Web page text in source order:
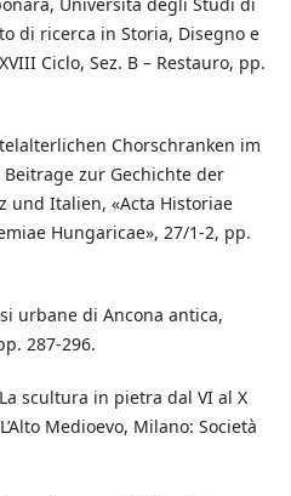
di ricerca in Storia, Disegno e
Ciclo, Sez. B – Restauro, pp.
Chorschranken im
Beitrage zur Gechichte der
und Italien, «Acta Historiae
Hungaricae», 27/1-2, pp.
urbane di Ancona antica,
287-296.
scultura in pietra dal VI al X
Medioevo, Milano: Società